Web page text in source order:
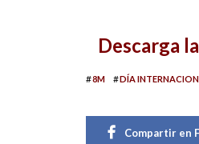
Descarga
#8M #DÍA
Compartir en